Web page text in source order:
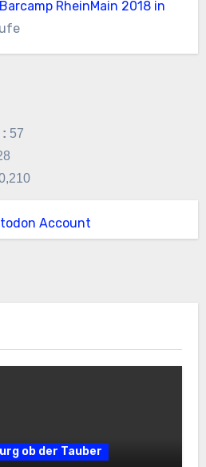
RheinMain 2018 in
57
Account
ob der Tauber